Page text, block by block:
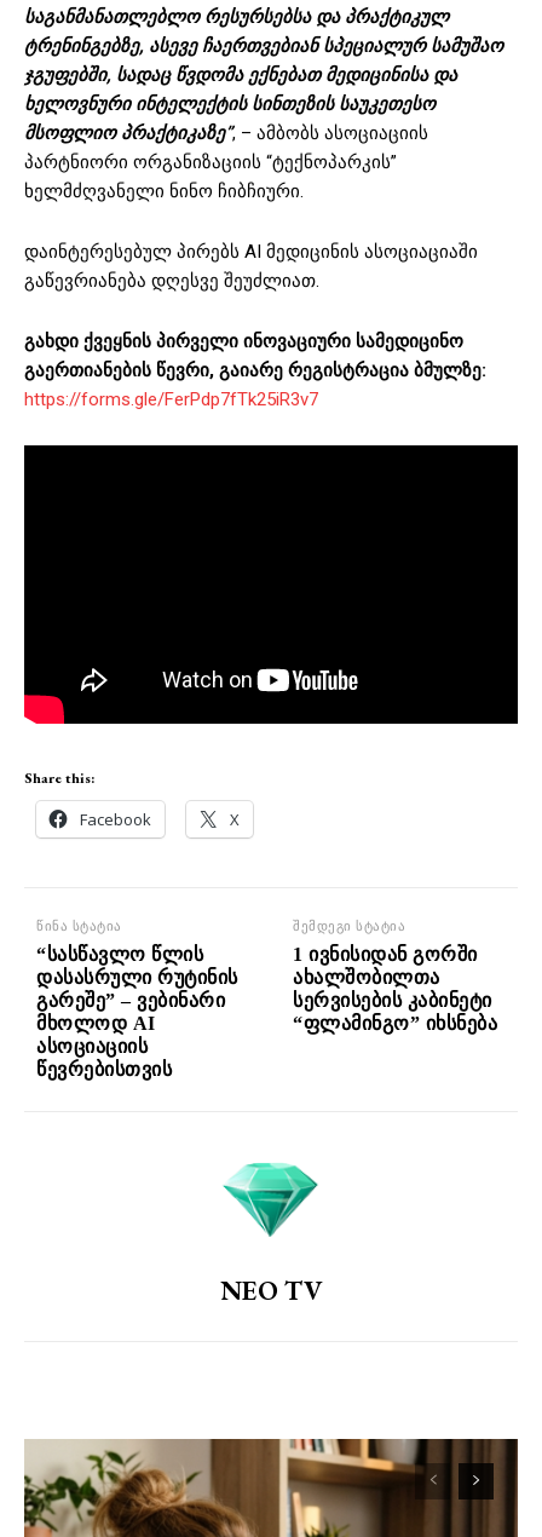
საგანმანათლებლო რესურსებსა და პრაქტიკულ
ტრენინგებზე, ასევე ჩაერთვებიან სპეციალურ სამუშაო
ჯგუფებში, სადაც წვდომა ექნებათ მედიცინისა და
ხელოვნური ინტელექტის სინთეზის საუკეთესო
მსოფლიო პრაქტიკაზე”, – ამბობს ასოციაციის
პარტნიორი ორგანიზაციის “ტექნოპარკის”
ხელმძღვანელი ნინო ჩიბჩიური.
დაინტერესებულ პირებს AI მედიცინის ასოციაციაში
გაწევრიანება დღესვე შეუძლიათ.
გახდი ქვეყნის პირველი ინოვაციური სამედიცინო
გაერთიანების წევრი, გაიარე რეგისტრაცია ბმულზე:
https://forms.gle/FerPdp7fTk25iR3v7
Share this:
Facebook X
წინა სტატია
“სასწავლო წლის
დასასრული რუტინის
გარეშე” – ვებინარი
მხოლოდ AI
ასოციაციის
წევრებისთვის
შემდეგი სტატია
1 ივნისიდან გორში
ახალშობილთა
სერვისების კაბინეტი
“ფლამინგო” იხსნება
NEO TV